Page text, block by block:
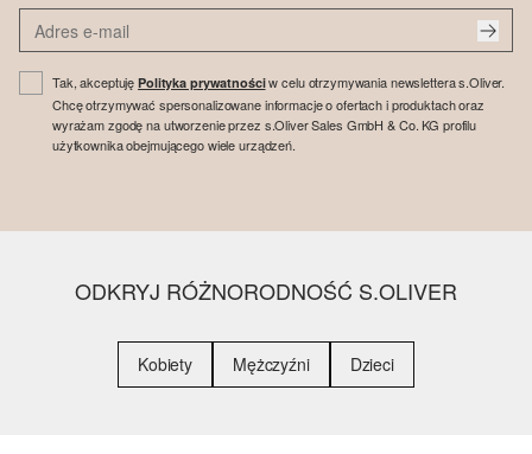
Tak, akceptujęPolityka prywatnościw celu otrzymywania newslettera s.Oliver.
Chcę otrzymywać spersonalizowane informacje o ofertach i produktach oraz
wyrażam zgodę na utworzenie przez s.Oliver Sales GmbH & Co. KG profilu
użytkownika obejmującego wiele urządzeń.
ODKRYJ RÓŻNORODNOŚĆ S.OLIVER
Kobiety Mężczyźni Dzieci